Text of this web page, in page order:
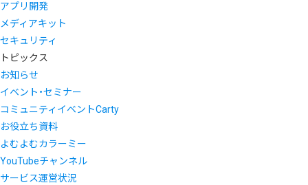
アプリ開発
メディアキット
セキュリティ
トピックス
お知らせ
イベント・セミナー
コミュニティイベントCarty
お役立ち資料
よむよむカラーミー
YouTubeチャンネル
サービス運営状況